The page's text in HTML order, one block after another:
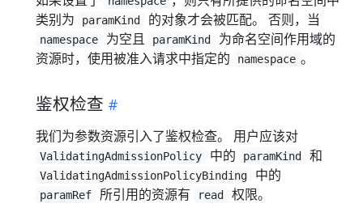
类别为
paramKind 的对象才会被匹配。 否则，当
namespace 为空且 paramKind
为命名空间作用域的
资源时，使用被准入请求中指定的
namespace 。
鉴权检查
我们为参数资源引入了鉴权检查。 用户应该对
ValidatingAdmissionPolicy 中的 paramKind 和
ValidatingAdmissionPolicyBinding 中的
paramRef 所引用的资源有 read
权限。